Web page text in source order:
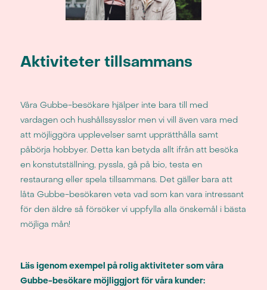
Aktiviteter tillsammans
Våra Gubbe-besökare hjälper inte bara till med
vardagen och hushållssysslor men vi vill även vara med
att möjliggöra upplevelser samt upprätthålla samt
påbörja hobbyer. Detta kan betyda allt ifrån att besöka
en konstutställning, pyssla, gå på bio, testa en
restaurang eller spela tillsammans. Det gäller bara att
låta Gubbe-besökaren veta vad som kan vara intressant
för den äldre så försöker vi uppfylla alla önskemål i bästa
möjliga mån!
Läs igenom exempel på rolig aktiviteter som våra
Gubbe-besökare möjliggjort för våra kunder: